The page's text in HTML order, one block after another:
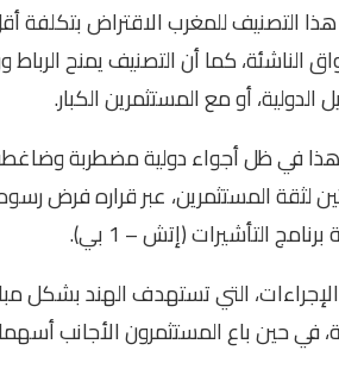
هذا التصنيف للمغرب الاقتراض بتكلفة
الناشئة، كما أن التصنيف يمنح
الدولية، أو مع المستثمرين الكبار.
في ظل أجواء دولية مضطربة
التأشيرات (إتش – 1 بي).
في حين باع المستثمرون الأجانب أسهما هندية، بقيمة 16